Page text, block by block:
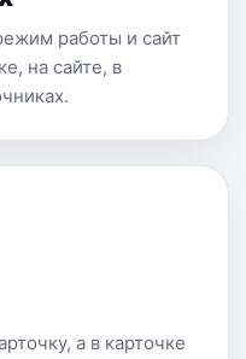
работы и сайт
на сайте, в
а в карточке